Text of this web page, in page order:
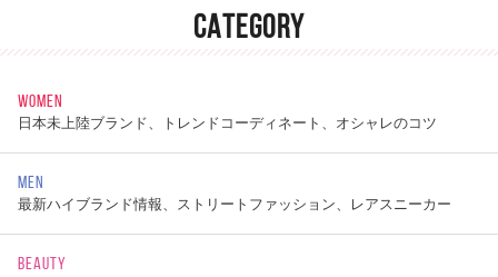
CATEGORY
WOMEN
日本未上陸ブランド、トレンドコーディネート、オシャレのコツ
MEN
最新ハイブランド情報、ストリートファッション、レアスニーカー
BEAUTY